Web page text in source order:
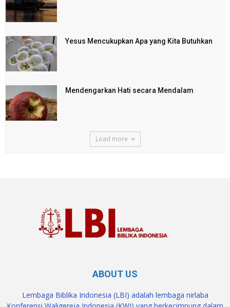
Yesus Mencukupkan Apa yang Kita Butuhkan
Mendengarkan Hati secara Mendalam
Load more
ABOUT US
Lembaga Biblika Indonesia (LBI) adalah lembaga nirlaba